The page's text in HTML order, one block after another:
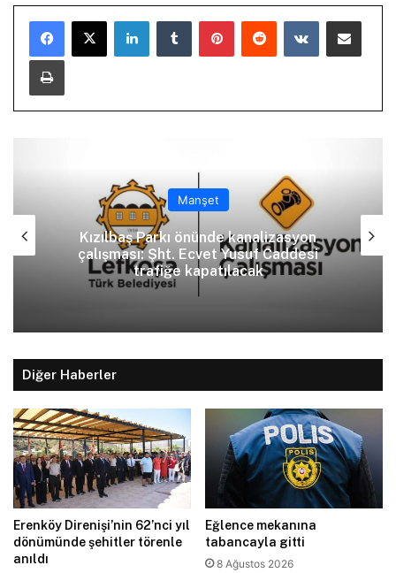
LinkedInTumblr PinterestReddit VKontakteE-Posta ile paylaş
Yazdır
Manşet
Kızılbaş Parkı önünde kanalizasyon
çalışması: Şht. Ecvet Yusuf Caddesi
trafiğe kapatılacak
Diğer Haberler
Erenköy Direnişi’nin 62’nci yıl
dönümünde şehitler törenle
anıldı
Eğlence mekanına
tabancayla gitti
8 Ağustos 2026